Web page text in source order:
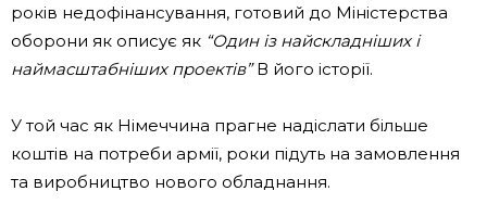
років недофінансування, готовий до Міністерства
оборони як описує як “Один із найскладніших і
наймасштабніших проектів”В його історії.
У той час як Німеччина прагне надіслати більше
коштів на потреби армії, роки підуть на замовлення
та виробництво нового обладнання.